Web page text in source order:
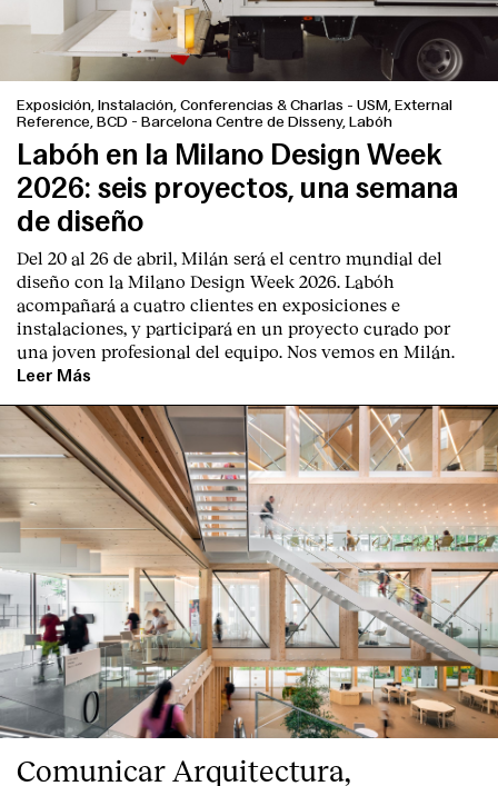
Exposición, Instalación, Conferencias & Charlas - USM, External
Reference, BCD - Barcelona Centre de Disseny, Labóh
Labóh en la Milano Design Week
2026: seis proyectos, una semana
de diseño
Del 20 al 26 de abril, Milán será el centro mundial del
diseño con la Milano Design Week 2026. Labóh
acompañará a cuatro clientes en exposiciones e
instalaciones, y participará en un proyecto curado por
una joven profesional del equipo. Nos vemos en Milán.
Leer Más
Comunicar Arquitectura,